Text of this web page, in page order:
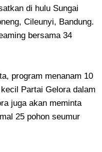
di hulu Sungai
Cileunyi, Bandung.
bersama 34
program menanam 10
Partai Gelora dalam
juga akan meminta
25 pohon seumur